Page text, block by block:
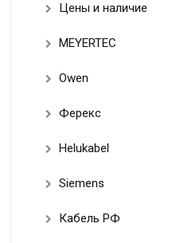
Цены и наличие
MEYERTEC
Owen
Ферекс
Helukabel
Siemens
Кабель РФ